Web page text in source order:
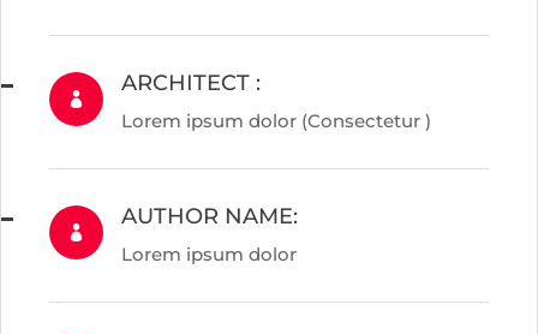

ARCHITECT :
Lorem ipsum dolor (Consectetur )

AUTHOR NAME:
Lorem ipsum dolor